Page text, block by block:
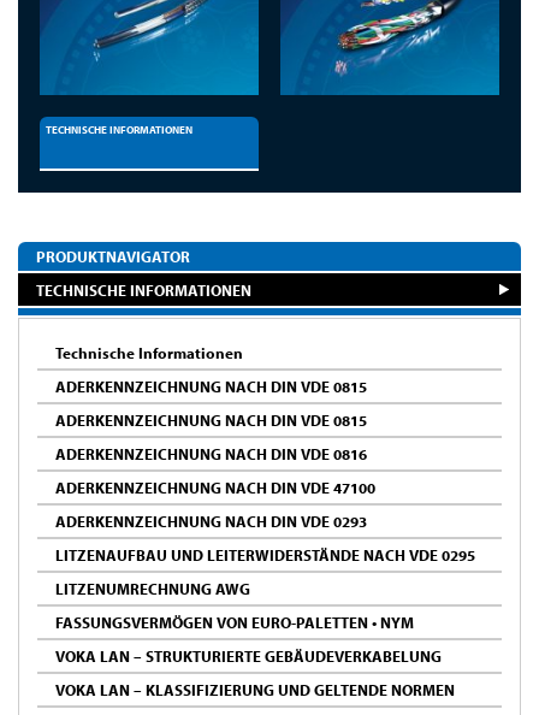
TECHNISCHE INFORMATIONEN
PRODUKTNAVIGATOR
TECHNISCHE INFORMATIONEN
Technische Informationen
ADERKENNZEICHNUNG NACH DIN VDE 0815
ADERKENNZEICHNUNG NACH DIN VDE 0815
ADERKENNZEICHNUNG NACH DIN VDE 0816
ADERKENNZEICHNUNG NACH DIN VDE 47100
ADERKENNZEICHNUNG NACH DIN VDE 0293
LITZENAUFBAU UND LEITERWIDERSTÄNDE NACH VDE 0295
LITZENUMRECHNUNG AWG
FASSUNGSVERMÖGEN VON EURO-PALETTEN • NYM
VOKA LAN – STRUKTURIERTE GEBÄUDEVERKABELUNG
VOKA LAN – KLASSIFIZIERUNG UND GELTENDE NORMEN